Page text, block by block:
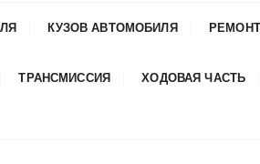
КУЗОВ АВТОМОБИЛЯ
ТРАНСМИССИЯ ХОДОВАЯ ЧАСТЬ